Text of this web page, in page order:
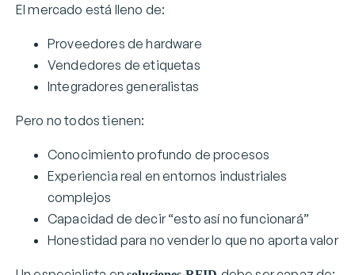
El mercado está lleno de:
Proveedores de hardware
Vendedores de etiquetas
Integradores generalistas
Pero no todos tienen:
Conocimiento profundo de procesos
Experiencia real en entornos industriales
complejos
Capacidad de decir “esto así no funcionará”
Honestidad para no vender lo que no aporta valor